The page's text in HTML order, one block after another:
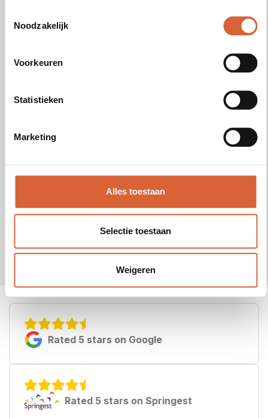
Noodzakelijk
Voorkeuren
Statistieken
Marketing
Alles toestaan
Selectie toestaan
Weigeren
certificaat Engels!
VCA Basis examen Frans
VCA Basis examen Grieks
Rated 5 stars on Google
Rated 5 stars on Springest